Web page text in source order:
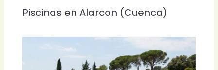
Piscinas en Alarcon (Cuenca)